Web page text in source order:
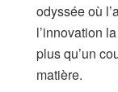
odyssée où
l’innovation
plus qu’un
matière.